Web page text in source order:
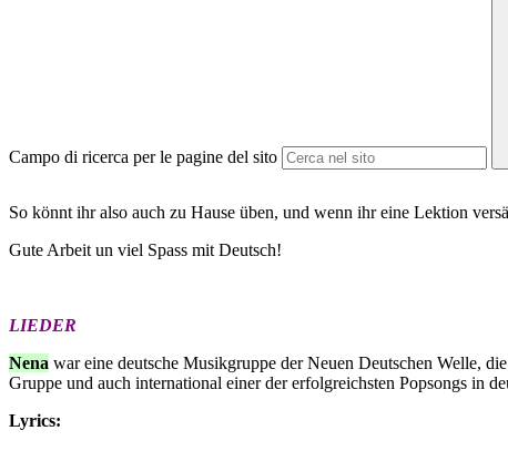
Campo di ricerca per le pagine del sito
So könnt ihr also auch zu Hause üben, und wenn ihr eine Lektion
Gute Arbeit un viel Spass mit Deutsch!
LIEDER
Nena war eine deutsche Musikgruppe der Neuen Deutschen Welle,
Gruppe und auch international einer der erfolgreichsten Popsongs in
Lyrics: